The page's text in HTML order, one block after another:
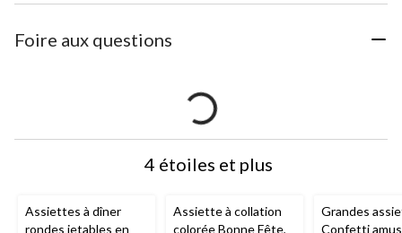
Foire aux questions
4 étoiles et plus
Assiettes à dîner
rondes jetables en
Assiette à collation
colorée Bonne Fête,
Grandes
Confetti